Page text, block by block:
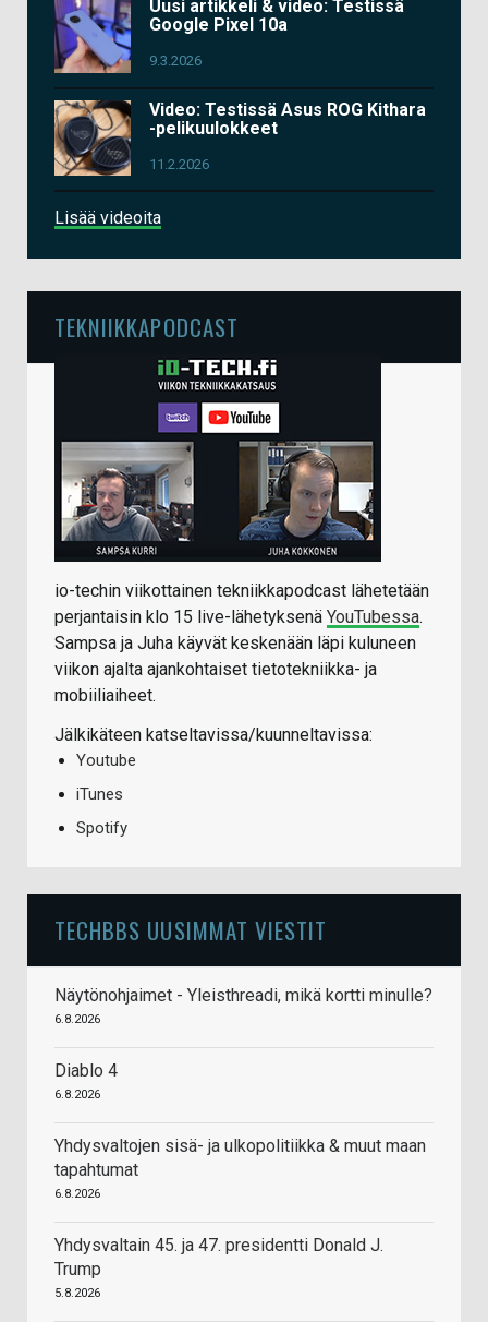
Uusi artikkeli & video: Testissä
Google Pixel 10a
9.3.2026
Video: Testissä Asus ROG Kithara
-pelikuulokkeet
11.2.2026
Lisää videoita
TEKNIIKKAPODCAST
io-techin viikottainen tekniikkapodcast lähetetään
perjantaisin klo 15 live-lähetyksenä YouTubessa.
Sampsa ja Juha käyvät keskenään läpi kuluneen
viikon ajalta ajankohtaiset tietotekniikka- ja
mobiiliaiheet.
Jälkikäteen katseltavissa/kuunneltavissa:
Youtube
iTunes
Spotify
TECHBBS UUSIMMAT VIESTIT
Näytönohjaimet - Yleisthreadi, mikä kortti minulle?
6.8.2026
Diablo 4
6.8.2026
Yhdysvaltojen sisä- ja ulkopolitiikka & muut maan
tapahtumat
6.8.2026
Yhdysvaltain 45. ja 47. presidentti Donald J.
Trump
5.8.2026